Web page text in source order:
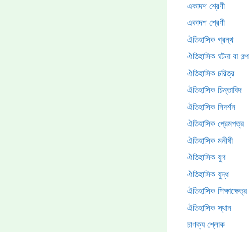
একাদশ শ্রেণী
একাদশ শ্রেণী
ঐতিহাসিক গ্রন্থ
ঐতিহাসিক ঘটনা বা গল্প
ঐতিহাসিক চরিত্র
ঐতিহাসিক চিন্তাবিদ
ঐতিহাসিক নিদর্শন
ঐতিহাসিক প্রেমপত্র
ঐতিহাসিক মনীষী
ঐতিহাসিক যুগ
ঐতিহাসিক যুদ্ধ
ঐতিহাসিক শিক্ষাক্ষেত্র
ঐতিহাসিক স্থান
চাণক্য শ্লোক